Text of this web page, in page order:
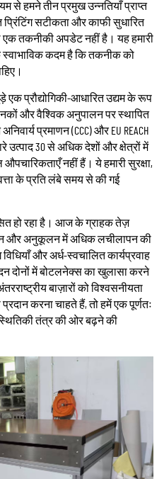
से हमने तीन प्रमुख उन्नतियाँ प्राप्त
प्रिंटिंग सटीकता और काफी सुधारित
एक तकनीकी अपडेट नहीं है। यह हमारी
स्वाभाविक कदम है कि तकनीक को
एक प्रौद्योगिकी-आधारित उद्यम के रूप
और वैश्विक अनुपालन पर स्थापित
प्रमाणन (CCC) और EU REACH
उत्पाद 30 से अधिक देशों और क्षेत्रों में
नहीं हैं। ये हमारी सुरक्षा,
के प्रति लंबे समय से की गई
हो रहा है। आज के ग्राहक तेज़
और अनुकूलन में अधिक लचीलापन की
और अर्ध-स्वचालित कार्यप्रवाह
दोनों में बोटलनेक्स का खुलासा करने
बाज़ारों को विश्वसनीयता
करना चाहते हैं, तो हमें एक पूर्णतः
तंत्र की ओर बढ़ने की